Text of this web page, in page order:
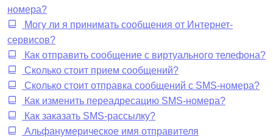
номера?
Могу ли я принимать сообщения от Интернет-
сервисов?
Как отправить сообщение с виртуального телефона?
Сколько стоит прием сообщений?
Сколько стоит отправка сообщений с SMS-номера?
Как изменить переадресацию SMS-номера?
Как заказать SMS-рассылку?
Альфанумерическое имя отправителя